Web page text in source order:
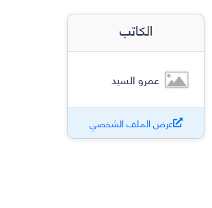
الكاتب
عمرو السيد
عرض الملف الشخصي